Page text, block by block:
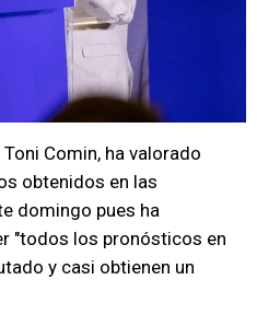
Comin, ha valorado
obtenidos en las
domingo pues ha
"todos los pronósticos en
y casi obtienen un